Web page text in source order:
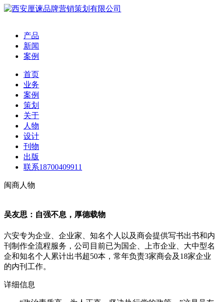
产品
新闻
案例
首页
业务
案例
策划
关于
人物
设计
刊物
出版
联系18700409911
闽商人物
吴友思：自强不息，厚德载物
六安专为企业、企业家、知名个人以及商会提供写书出书和内
刊制作全流程服务，公司目前已为国企、上市企业、大中型名
企和知名个人累计出书超50本，常年负责3家商会及18家企业
的内刊工作。
详细信息